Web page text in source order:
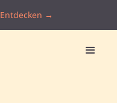
Entdecken →